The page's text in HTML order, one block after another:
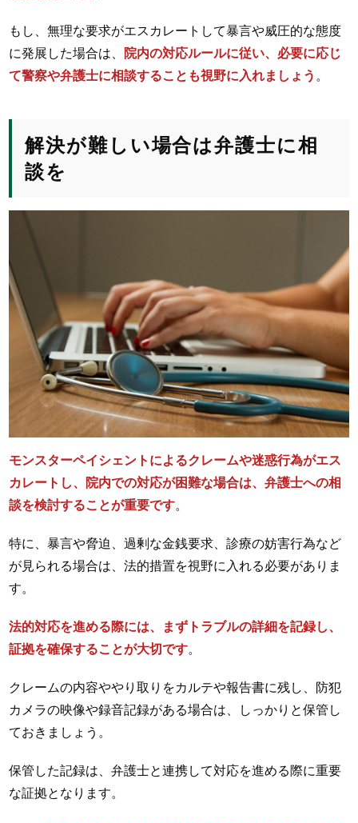
もし、無理な要求がエスカレートして暴言や威圧的な態度
に発展した場合は、
院内の対応ルールに従い、必要に応じ
て警察や弁護士に相談することも視野に入れましょう 。
解決が難しい場合は弁護士に相
談を
モンスターペイシェントによるクレームや迷惑行為がエス
カレートし、院内での対応が困難な場合は、弁護士への相
談を検討することが重要です。
特に、暴言や脅迫、過剰な金銭要求、診療の妨害行為など
が見られる場合は、法的措置を視野に入れる必要がありま
す。
法的対応を進める際には、まずトラブルの詳細を記録し、
証拠を確保することが大切です。
クレームの内容ややり取りをカルテや報告書に残し、防犯
カメラの映像や録音記録がある場合は、しっかりと保管し
ておきましょう。
保管した記録は、弁護士と連携して対応を進める際に重要
な証拠となります。